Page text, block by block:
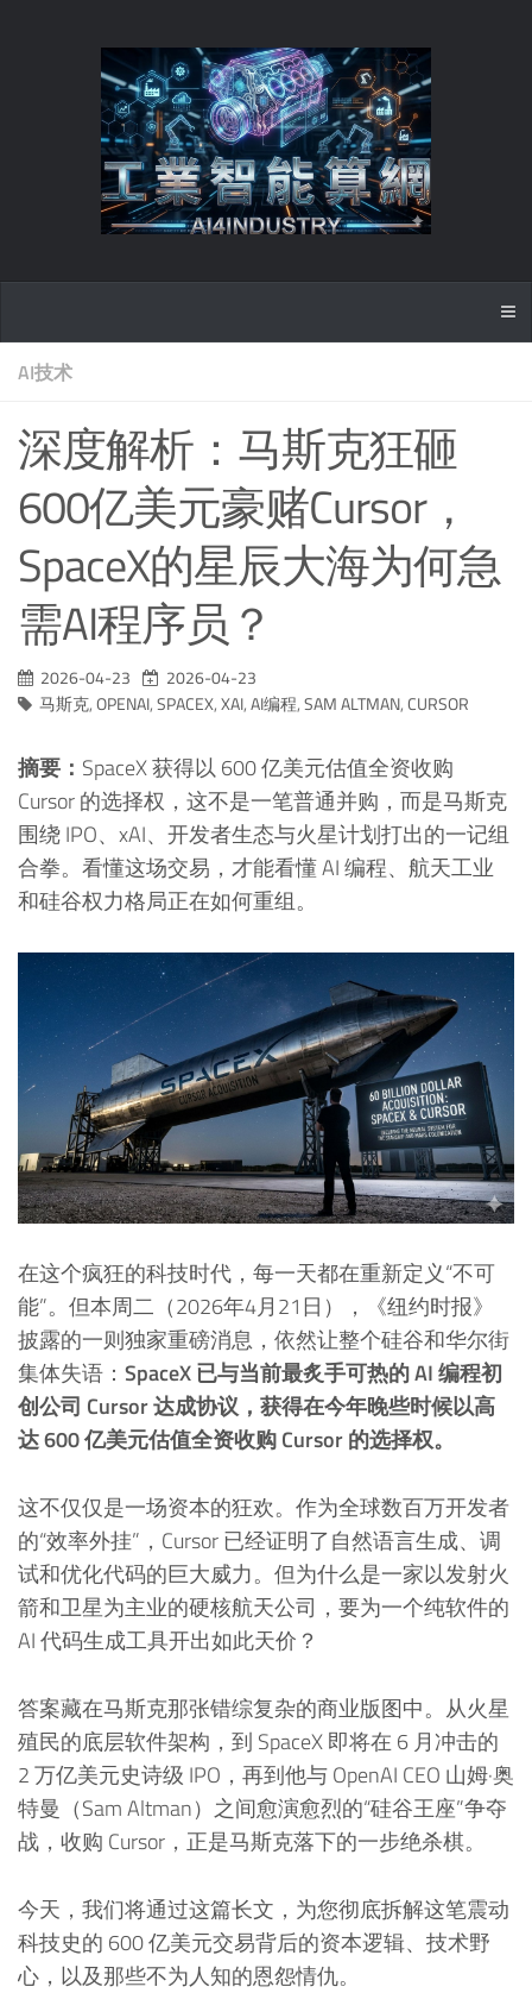
AI技术
深度解析：马斯克狂砸
600亿美元豪赌Cursor，
SpaceX的星辰大海为何急
需AI程序员？
2026-04-23
2026-04-23
马斯克,OPENAI,SPACEX,XAI,AI编程,SAM ALTMAN,CURSOR
摘要： SpaceX 获得以 600 亿美元估值全资收购
Cursor 的选择权，这不是一笔普通并购，而是马斯克
围绕 IPO、xAI、开发者生态与火星计划打出的一记组
合拳。看懂这场交易，才能看懂 AI 编程、航天工业
和硅谷权力格局正在如何重组。
在这个疯狂的科技时代，每一天都在重新定义“不可
能”。但本周二（2026年4月21日），《纽约时报》
披露的一则独家重磅消息，依然让整个硅谷和华尔街
集体失语： SpaceX 已与当前最炙手可热的 AI 编程初
创公司 Cursor 达成协议，获得在今年晚些时候以高
达 600 亿美元估值全资收购 Cursor 的选择权。
这不仅仅是一场资本的狂欢。作为全球数百万开发者
的“效率外挂”，Cursor 已经证明了自然语言生成、调
试和优化代码的巨大威力。但为什么是一家以发射火
箭和卫星为主业的硬核航天公司，要为一个纯软件的
AI 代码生成工具开出如此天价？
答案藏在马斯克那张错综复杂的商业版图中。从火星
殖民的底层软件架构，到 SpaceX 即将在 6 月冲击的
2 万亿美元史诗级 IPO，再到他与 OpenAI CEO 山姆·奥
特曼（Sam Altman）之间愈演愈烈的“硅谷王座”争夺
战，收购 Cursor，正是马斯克落下的一步绝杀棋。
今天，我们将通过这篇长文，为您彻底拆解这笔震动
科技史的 600 亿美元交易背后的资本逻辑、技术野
心，以及那些不为人知的恩怨情仇。